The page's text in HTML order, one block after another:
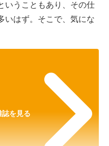
いうこともあり、その仕
いはず。そこで、気にな
を見る